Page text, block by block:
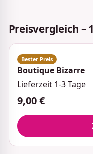
Preisvergleich –
Boutique Bizarre
Lieferzeit 1-3 Tage
9,00 €